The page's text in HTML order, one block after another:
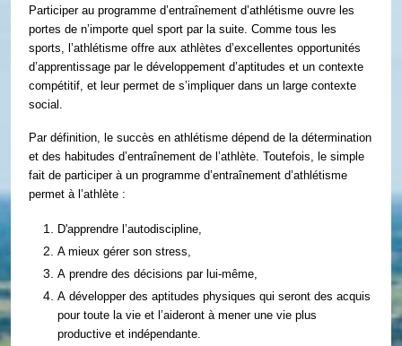
Participer au programme d’entraînement d’athlétisme ouvre les
portes de n’importe quel sport par la suite. Comme tous les
sports, l’athlétisme offre aux athlètes d’excellentes opportunités
d’apprentissage par le développement d’aptitudes et un contexte
compétitif, et leur permet de s’impliquer dans un large contexte
social.
Par définition, le succès en athlétisme dépend de la détermination
et des habitudes d’entraînement de l’athlète. Toutefois, le simple
fait de participer à un programme d’entraînement d’athlétisme
permet à l’athlète :
D'apprendre l’autodiscipline,
A mieux gérer son stress,
A prendre des décisions par lui-même,
A développer des aptitudes physiques qui seront des acquis
pour toute la vie et l’aideront à mener une vie plus
productive et indépendante.